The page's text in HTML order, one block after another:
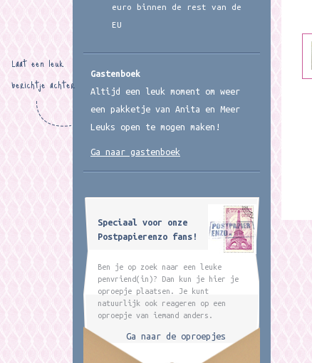
euro binnen de rest van de
EU
Gastenboek
Altijd een leuk moment om weer
een pakketje van Anita en Meer
Leuks open te mogen maken!
Laat een leuk
berichtje achter
Ga naar gastenboek
Speciaal voor onze
Postpapierenzo fans!
Ben je op zoek naar een leuke
penvriend(in)? Dan kun je hier je
oproepje plaatsen. Je kunt
natuurlijk ook reageren op een
oproepje van iemand anders.
Ga naar de oproepjes